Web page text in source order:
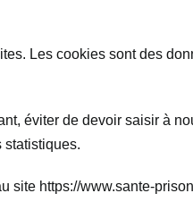
Les cookies sont des
éviter de devoir saisir à
statistiques.
site https://www.sante-